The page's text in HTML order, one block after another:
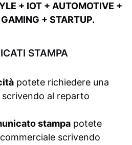
+ IOT + AUTOMOTIVE +
+ STARTUP.
STAMPA
potete richiedere una
al reparto
stampa potete
scrivendo